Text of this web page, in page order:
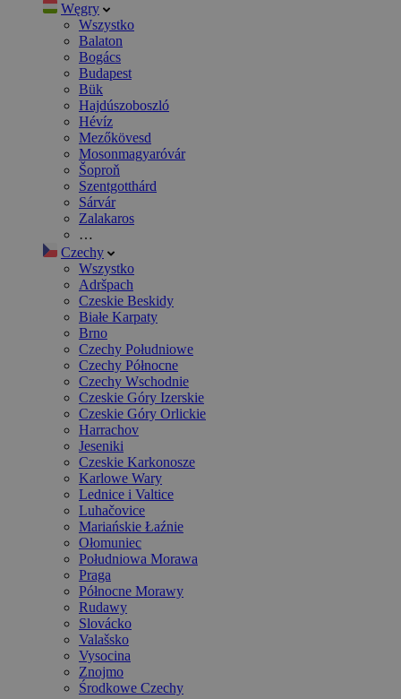
Węgry
Wszystko
Balaton
Bogács
Budapest
Bük
Hajdúszoboszló
Hévíz
Mezőkövesd
Mosonmagyaróvár
Šoproň
Szentgotthárd
Sárvár
Zalakaros
…
Czechy
Wszystko
Adršpach
Czeskie Beskidy
Białe Karpaty
Brno
Czechy Południowe
Czechy Północne
Czechy Wschodnie
Czeskie Góry Izerskie
Czeskie Góry Orlickie
Harrachov
Jeseniki
Czeskie Karkonosze
Karlowe Wary
Lednice i Valtice
Luhačovice
Mariańskie Łaźnie
Ołomuniec
Południowa Morawa
Praga
Północne Morawy
Rudawy
Slovácko
Valašsko
Vysocina
Znojmo
Środkowe Czechy